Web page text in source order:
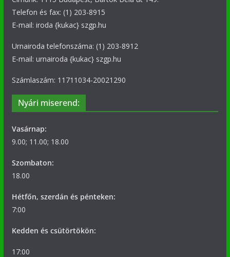
Telefon és fax: (1) 203-8915
E-mail: iroda {kukac} szgp.hu
Urnairoda telefonszáma: (1) 203-8912
E-mail: urnairoda {kukac} szgp.hu
Számlaszám: 11711034-20021290
Nyári miserend:
Vasárnap:
9.00; 11.00; 18.00
Szombaton:
18.00
Hétfőn, szerdán és pénteken:
7:00
Kedden és csütörtökön:
17:00